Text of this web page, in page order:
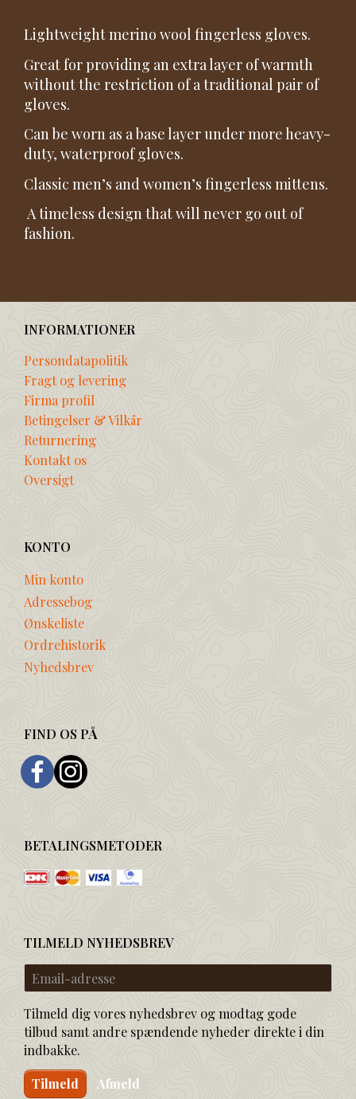
Lightweight merino wool fingerless gloves.
Great for providing an extra layer of warmth
without the restriction of a traditional pair of
gloves.
Can be worn as a base layer under more heavy-
duty, waterproof gloves.
Classic men’s and women’s fingerless mittens.
A timeless design that will never go out of
fashion.
INFORMATIONER
Persondatapolitik
Fragt og levering
Firma profil
Betingelser & Vilkår
Returnering
Kontakt os
Oversigt
KONTO
Min konto
Adressebog
Ønskeliste
Ordrehistorik
Nyhedsbrev
FIND OS PÅ
BETALINGSMETODER
TILMELD NYHEDSBREV
Email-
adresse
Tilmeld dig vores nyhedsbrev og modtag gode
tilbud samt andre spændende nyheder direkte i din
indbakke.
Tilmeld Afmeld